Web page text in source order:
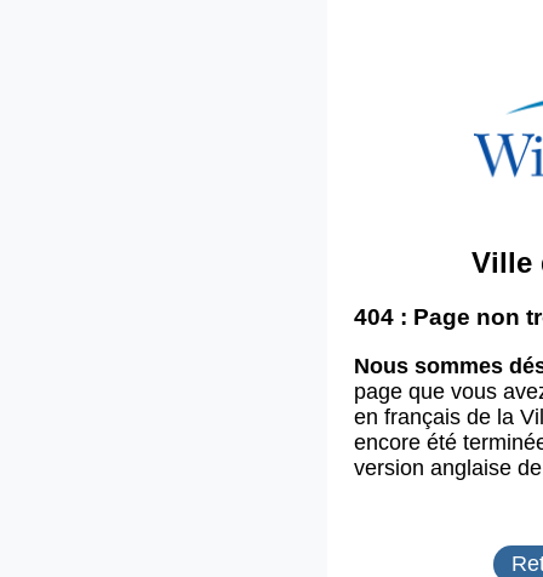
Ville
404 : Page non
Nous sommes
page que vous
en français de la
encore été
version anglaise